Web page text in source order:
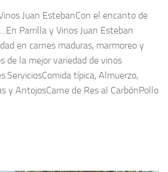
Juan EstebanCon el encanto de
Parrilla y Vinos Juan Esteban
en carnes maduras, marmoreo y
de la mejor variedad de vinos
típica, Almuerzo,
y AntojosCarne de Res al CarbónPollo